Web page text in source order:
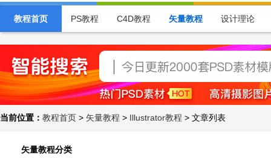
教程首页 PS教程 C4D教程 矢量教程 设计理论
当前位置： 教程首页 > 矢量教程 > Illustrator教程 > 文章列表
矢量教程分类